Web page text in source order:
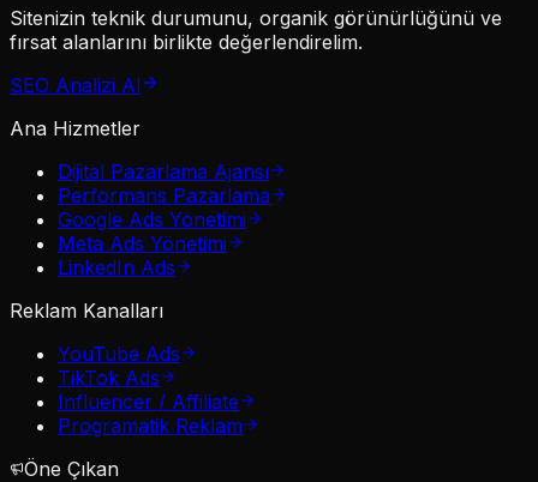
Sitenizin teknik durumunu, organik görünürlüğünü ve
fırsat alanlarını birlikte değerlendirelim.
SEO Analizi Al
Ana Hizmetler
Dijital Pazarlama Ajansı
Performans Pazarlama
Google Ads Yönetimi
Meta Ads Yönetimi
LinkedIn Ads
Reklam Kanalları
YouTube Ads
TikTok Ads
Influencer / Affiliate
Programatik Reklam
Öne Çıkan